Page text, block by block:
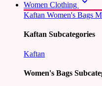
Women Clothing
Kaftan Women's Bags
Kaftan Subcategories
Kaftan
Women's Bags